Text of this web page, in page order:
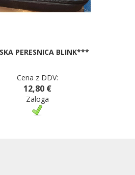
PERESNICA BLINK***
Cena z DDV:
12,80 €
Zaloga